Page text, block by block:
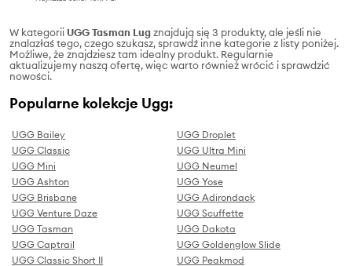
W kategorii UGG Tasman Lugznajdują się 3 produkty, ale jeśli nie
znalazłaś tego, czego szukasz, sprawdź inne kategorie z listy poniżej.
Możliwe, że znajdziesz tam idealny produkt. Regularnie
aktualizujemy naszą ofertę, więc warto również wrócić i sprawdzić
nowości.
Popularne kolekcje Ugg:
UGG Bailey
UGG Droplet
UGG Classic
UGG Ultra Mini
UGG Mini
UGG Neumel
UGG Ashton
UGG Yose
UGG Brisbane
UGG Adirondack
UGG Venture Daze
UGG Scuffette
UGG Tasman
UGG Dakota
UGG Captrail
UGG Goldenglow Slide
UGG Classic Short II
UGG Peakmod